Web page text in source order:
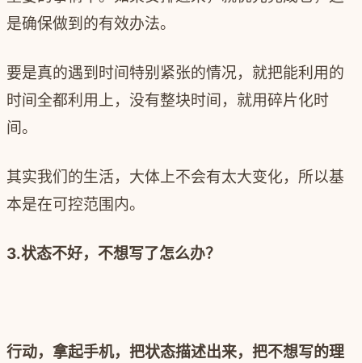
是确保做到的有效办法。
要是真的遇到时间特别紧张的情况，就把能利用的
时间全都利用上，没有整块时间，就用碎片化时
间。
其实我们的生活，大体上不会有太大变化，所以基
本是在可控范围内。
3.状态不好，不想写了怎么办？
行动，拿起手机，把状态描述出来，把不想写的理